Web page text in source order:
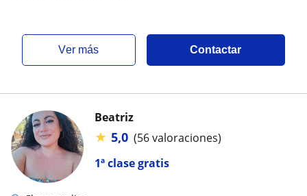
ver más Contactar
1ª clase gratis
Beatriz
★ 5,0 (56 valoraciones)